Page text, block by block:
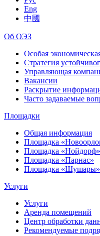
Eng
中國
Об ОЭЗ
Особая
Стратегия
Управляющая
Вакансии
Раскрытие
Часто задаваемые
Площадки
Общая информация
Площадка
Площадка «Нойдорф»
Площадка «Парнас»
Площадка «Шушары»
Услуги
Услуги
Аренда помещений
Центр обработки
Рекомендуемые